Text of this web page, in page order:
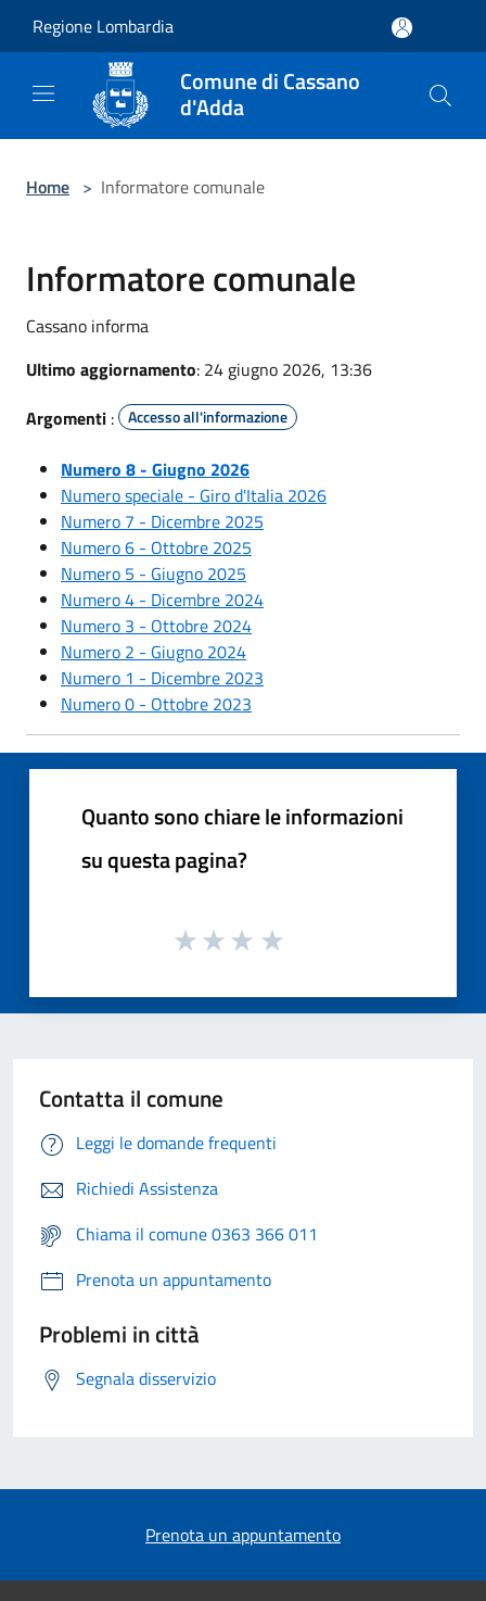
Regione Lombardia
Comune di Cassano
d'Adda
Home > Informatore comunale
Informatore comunale
Cassano informa
Ultimo aggiornamento: 24 giugno 2026, 13:36
Argomenti : Accesso all'informazione
Numero 8 - Giugno 2026
Numero speciale - Giro d'Italia 2026
Numero 7 - Dicembre 2025
Numero 6 - Ottobre 2025
Numero 5 - Giugno 2025
Numero 4 - Dicembre 2024
Numero 3 - Ottobre 2024
Numero 2 - Giugno 2024
Numero 1 - Dicembre 2023
Numero 0 - Ottobre 2023
Quanto sono chiare le informazioni
su questa pagina?
Contatta il comune
Leggi le domande frequenti
Richiedi Assistenza
Chiama il comune 0363 366 011
Prenota un appuntamento
Problemi in città
Segnala disservizio
Prenota un appuntamento